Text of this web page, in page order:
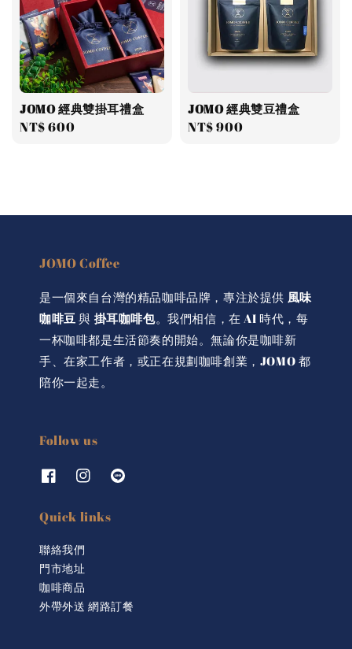
JOMO 經典雙掛耳禮盒
Regular
NT$ 600
JOMO 經典雙豆禮盒
Regular
NT$ 900
JOMO Coffee
是一個來自台灣的精品咖啡品牌，專注於提供 風味
咖啡豆 與 掛耳咖啡包。我們相信，在 AI 時代，每
一杯咖啡都是生活節奏的開始。無論你是咖啡新
手、在家工作者，或正在規劃咖啡創業，JOMO 都
陪你一起走。
Follow us
Quick links
聯絡我們
門市地址
咖啡商品
外帶外送 網路訂餐